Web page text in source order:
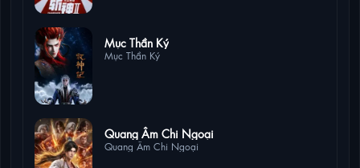
Mục Thần Ký
Mục Thần Ký
Quang Âm Chi Ngoại
Quang Âm Chi Ngoại